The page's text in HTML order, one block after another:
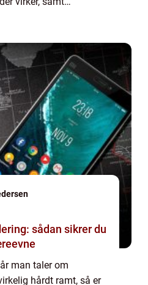
sådan sikrer du
man taler om
hårdt ramt, så er